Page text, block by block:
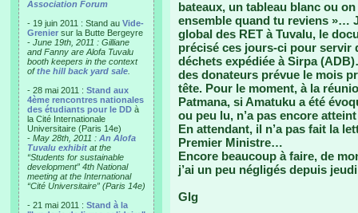
Association Forum
- 19 juin 2011 : Stand au Vide-
Grenier sur la Butte Bergeyre
- June 19th, 2011 : Gilliane
and Fanny are Alofa Tuvalu
booth keepers in the context
ofthe hill back yard sale
- 28 mai 2011 : Stand aux
4ème rencontres nationales
des étudiants pour le DD à
la Cité Internationale
Universitaire (Paris 14e)
- May 28th, 2011 : An Alofa
Tuvalu exhibit at the
“Students for sustainable
development” 4th National
meeting at the International
“Cité Universitaire” (Paris 14e)
- 21 mai 2011 : Stand à la
bateaux, un tableau blanc ou
ensemble quand tu reviens »…
global des RET à Tuvalu, le
précisé ces jours-ci pour servir
déchets expédiée à Sirpa
des donateurs prévue le mois
tête. Pour le moment, à la
Patmana, si Amatuku a été
ou peu lu, n’a pas encore
En attendant, il n’a pas fait la
Premier Ministre…
Encore beaucoup à faire, de
j’ai un peu négligés depuis
Glg